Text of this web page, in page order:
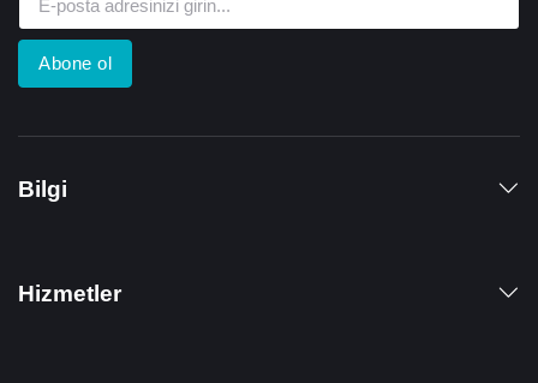
Abone ol
Bilgi
Hizmetler